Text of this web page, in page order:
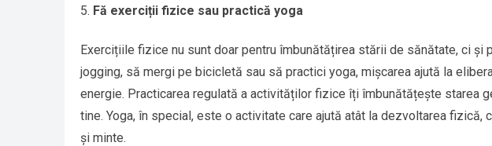
Fă exerciții fizice sau practică yoga
Exercițiile fizice nu sunt doar pentru îmbunătățirea stării de sănătate, ci și
jogging, să mergi pe bicicletă sau să practici yoga, mișcarea ajută la
energie. Practicarea regulată a activităților fizice îți îmbunătățește starea
tine. Yoga, în special, este o activitate care ajută atât la dezvoltarea fizică,
și minte.